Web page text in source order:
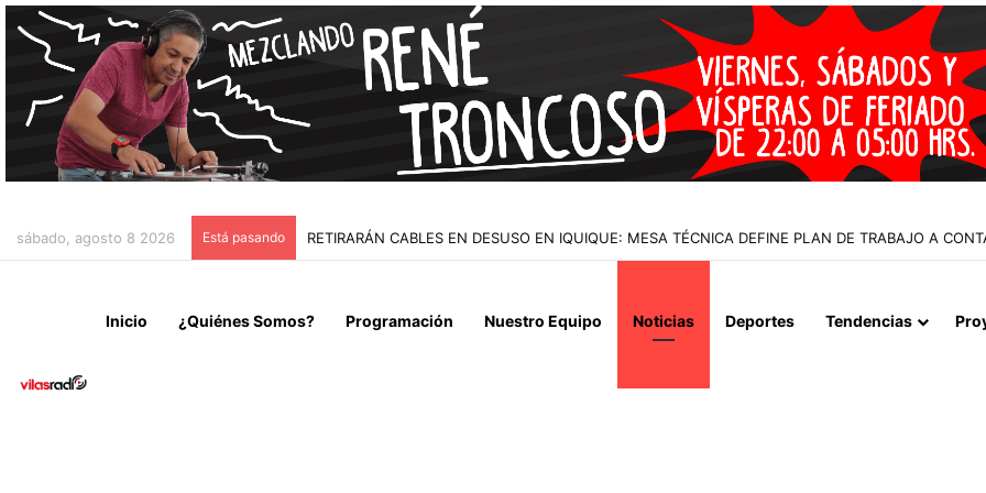
sábado, agosto 8 2026 Está pasando “NO VENIMOS A CELEBRAR LA MUERTE, SINO LA VIDA”: LA EMOTIVA ROMERÍA AL CEMENTERIO
Inicio ¿Quiénes Somos? Programación Nuestro Equipo Noticias Deportes Tendencias